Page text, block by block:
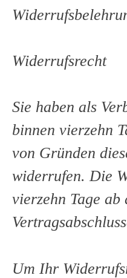
Widerrufsrecht
Sie haben als
binnen vierzehn
von Gründen
widerrufen. Die
vierzehn Tage ab
Um Ihr